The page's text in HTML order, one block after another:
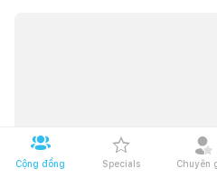
Cộng đồng Specials Chuyên